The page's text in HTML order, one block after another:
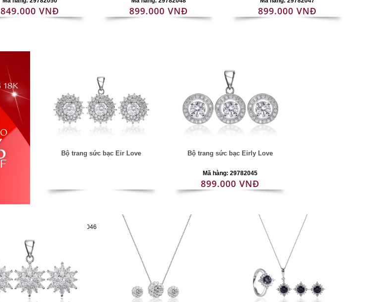
849.000 VNĐ 899.000 VNĐ 899.000 VNĐ
Bộ trang sức bạc Eir Love
Mã hàng:29782046
Bộ trang sức bạc Eirly Love
Mã hàng: 29782045
899.000 VNĐ